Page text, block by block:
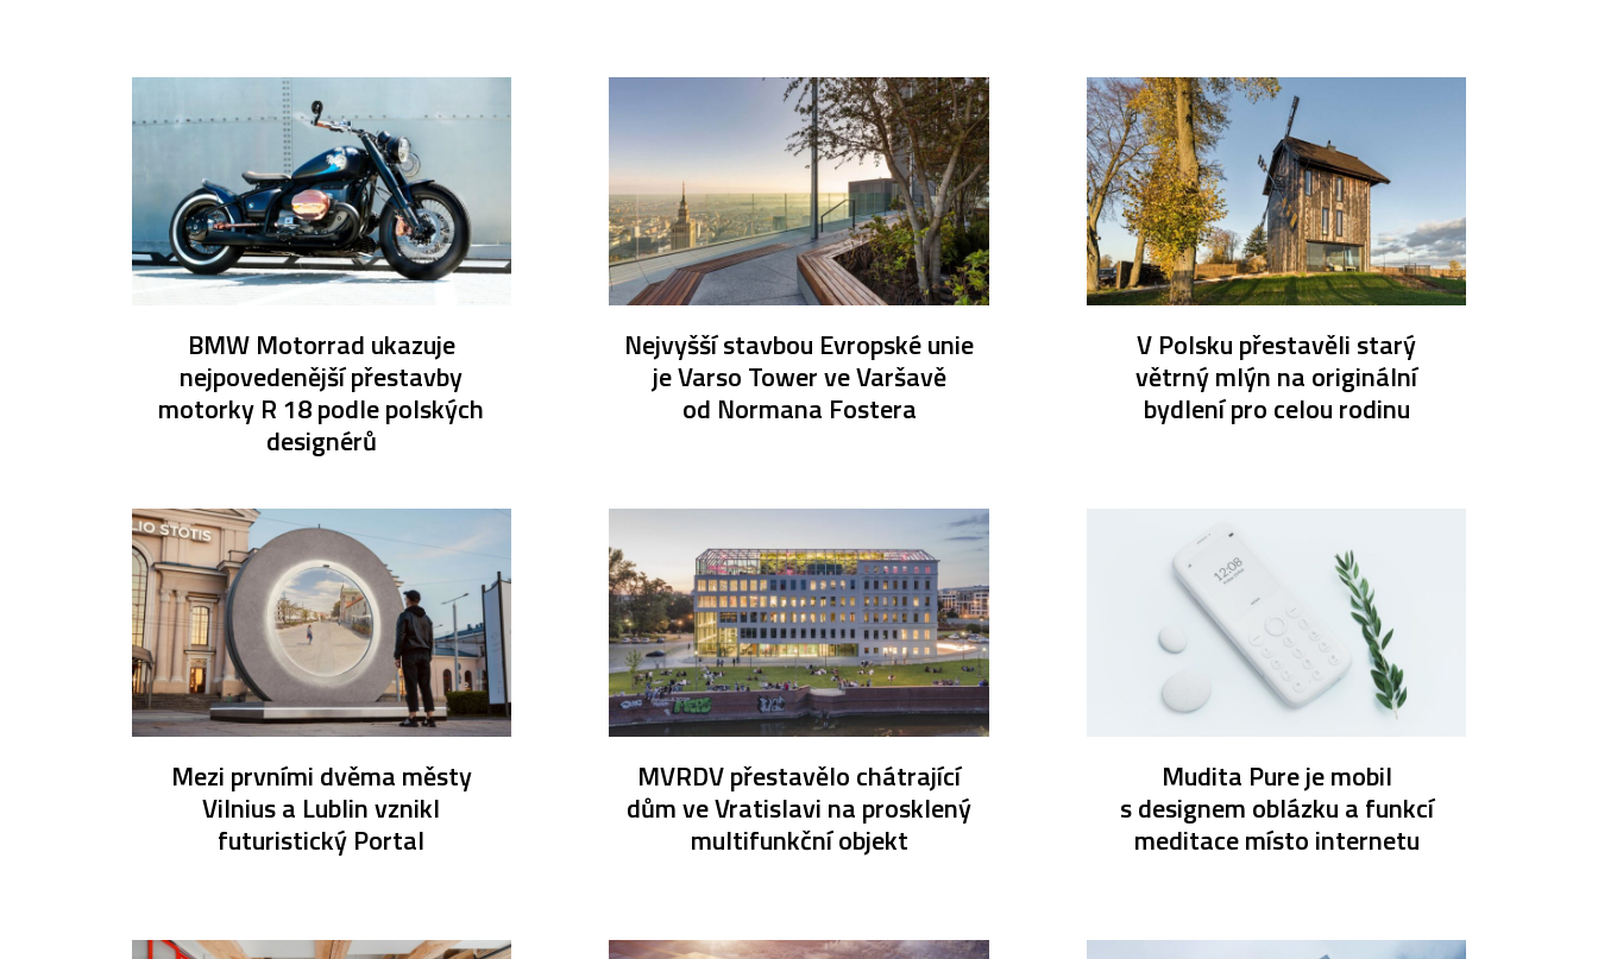
BMW Motorrad ukazuje
nejpovedenější přestavby
motorky R 18 podle polských
designérů
Nejvyšší stavbou Evropské unie
je Varso Tower ve Varšavě
od Normana Fostera
V Polsku přestavěli starý
větrný mlýn na originální
bydlení pro celou rodinu
Mezi prvními dvěma městy
Vilnius a Lublin vznikl
futuristický Portal
MVRDV přestavělo chátrající
dům ve Vratislavi na prosklený
multifunkční objekt
Mudita Pure je mobil
s designem oblázku a funkcí
meditace místo internetu